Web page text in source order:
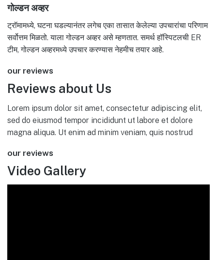
गोल्डन अव्हर
ट्रॉमामध्ये, घटना घडल्यानंतर लगेच एका तासात केलेल्या उपचारांचा परिणाम
सर्वोत्तम मिळतो. याला गोल्डन अव्हर असे म्हणतात. समर्थ हॉस्पिटलची ER
टीम, गोल्डन अव्हरमध्ये उपचार करण्यास नेहमीच तयार आहे.
our reviews
Reviews about Us
Lorem ipsum dolor sit amet, consectetur adipiscing elit,
sed do eiusmod tempor incididunt ut labore et dolore
magna aliqua. Ut enim ad minim veniam, quis nostrud
our reviews
Video Gallery